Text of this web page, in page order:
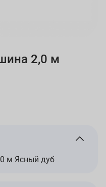
2,0 м
м Ясный дуб